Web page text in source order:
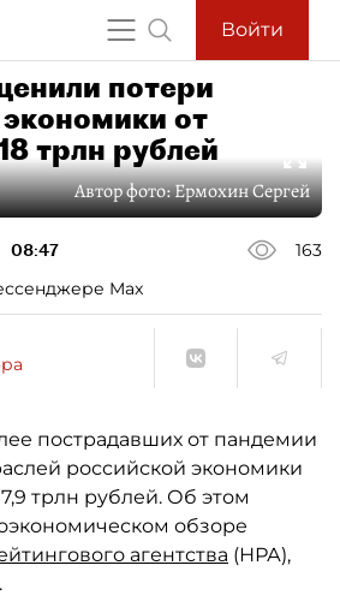
Войти
потери
от
трлн рублей
Автор фото:Ермохин Сергей
08:47
163
Max
пострадавших от пандемии
российской экономики
трлн рублей. Об этом
обзоре
агентства (НРА),